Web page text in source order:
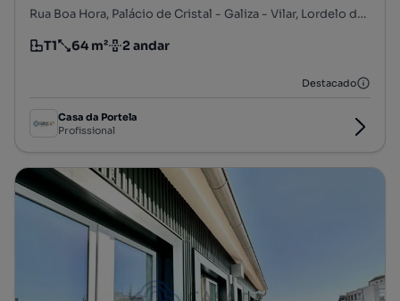
Rua Boa Hora, Palácio de Cristal - Galiza - Vilar, Lordelo do Ouro e Massarelos, Porto, Porto
Tipologia
T1
Preço por metro quadrado
64 m²
Andar 2 andar
Destacado
Casa da Portela
Profissional